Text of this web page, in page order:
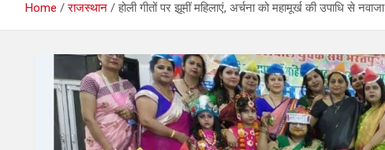
Home राजस्थान होली गीतों पर झूमीं महिलाएं, अर्चना को महामूर्ख की उपाधि से नवाजा